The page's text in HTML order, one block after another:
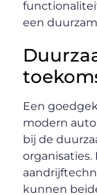
een
Een
modern
bij de
organisaties.
kunnen